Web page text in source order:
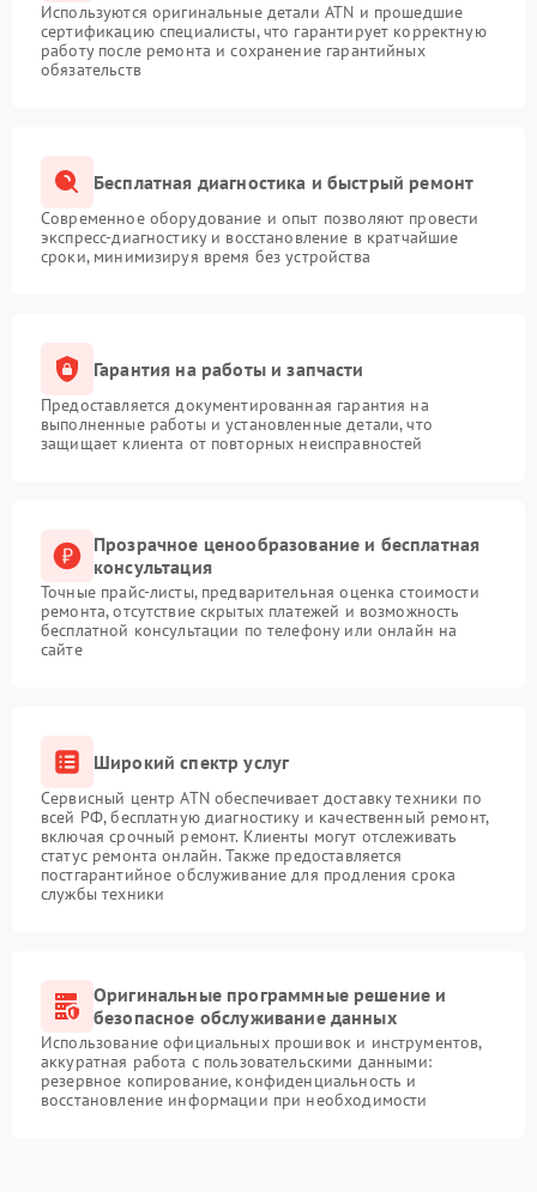
Используются оригинальные детали ATN и прошедшие
сертификацию специалисты, что гарантирует корректную
работу после ремонта и сохранение гарантийных
обязательств
Бесплатная диагностика и быстрый ремонт
Современное оборудование и опыт позволяют провести
экспресс-диагностику и восстановление в кратчайшие
сроки, минимизируя время без устройства
Гарантия на работы и запчасти
Предоставляется документированная гарантия на
выполненные работы и установленные детали, что
защищает клиента от повторных неисправностей
Прозрачное ценообразование и бесплатная
консультация
Точные прайс-листы, предварительная оценка стоимости
ремонта, отсутствие скрытых платежей и возможность
бесплатной консультации по телефону или онлайн на
сайте
Широкий спектр услуг
Сервисный центр ATN обеспечивает доставку техники по
всей РФ, бесплатную диагностику и качественный ремонт,
включая срочный ремонт. Клиенты могут отслеживать
статус ремонта онлайн. Также предоставляется
постгарантийное обслуживание для продления срока
службы техники
Оригинальные программные решение и
безопасное обслуживание данных
Использование официальных прошивок и инструментов,
аккуратная работа с пользовательскими данными:
резервное копирование, конфиденциальность и
восстановление информации при необходимости